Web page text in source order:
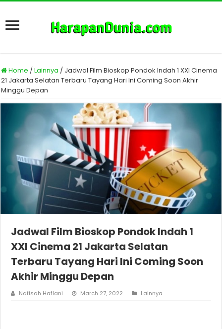
Home /Lainnya / Jadwal Film Bioskop Pondok Indah 1 XXI Cinema
21 Jakarta Selatan Terbaru Tayang Hari Ini Coming Soon Akhir
Minggu Depan
Jadwal Film Bioskop Pondok Indah 1
XXI Cinema 21 Jakarta Selatan
Terbaru Tayang Hari Ini Coming Soon
Akhir Minggu Depan
Nafisah Haflani March 27, 2022 Lainnya